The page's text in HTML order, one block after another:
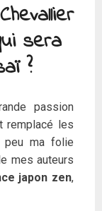
sera
?
passion
remplacé les
peu ma folie
mes auteurs
japon zen,